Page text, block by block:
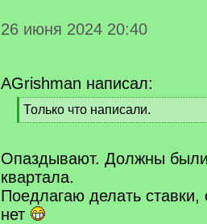
26 июня 2024 20:40
AGrishman написал:
[
q
Только что написали.
[
q
]
Опаздывают. Должны были
квартала.
Поедлагаю делать
нет